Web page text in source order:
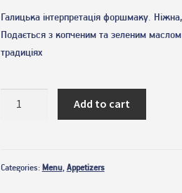
Галицька інтерпретація форшмаку.
Подається з копченим та зеленим
традиціях
Add to cart
Categories: Menu, Appetizers